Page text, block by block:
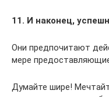
11. И наконец,
Они предпочитают
мере
Думайте шире!